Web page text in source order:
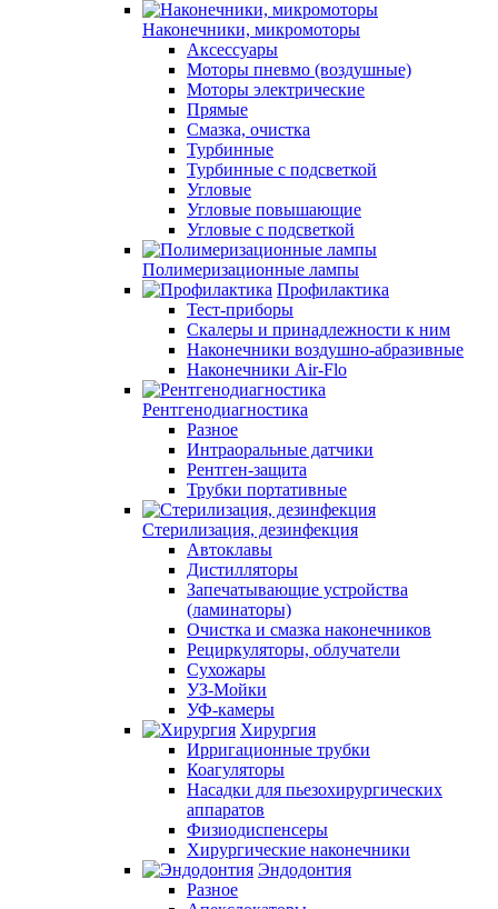
Наконечники, микромоторы
Аксессуары
Моторы пневмо (воздушные)
Моторы электрические
Прямые
Смазка, очистка
Турбинные
Турбинные с подсветкой
Угловые
Угловые повышающие
Угловые с подсветкой
Полимеризационные лампы
Профилактика
Тест-приборы
Скалеры и принадлежности к ним
Наконечники воздушно-абразивные
Наконечники Air-Flo
Рентгенодиагностика
Разное
Интраоральные датчики
Рентген-защита
Трубки портативные
Стерилизация, дезинфекция
Автоклавы
Дистилляторы
Запечатывающие устройства
(ламинаторы)
Очистка и смазка наконечников
Рециркуляторы, облучатели
Сухожары
УЗ-Мойки
УФ-камеры
Хирургия
Ирригационные трубки
Коагуляторы
Насадки для пьезохирургических
аппаратов
Физиодиспенсеры
Хирургические наконечники
Эндодонтия
Разное